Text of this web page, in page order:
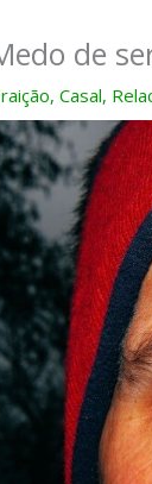
de
,Casal,